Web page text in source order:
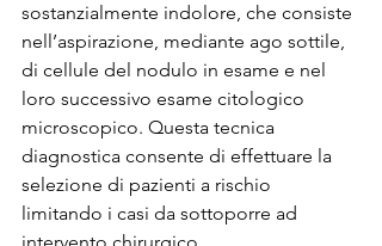
sostanzialmente indolore, che consiste
nell’aspirazione, mediante ago sottile,
di cellule del nodulo in esame e nel
loro successivo esame citologico
microscopico. Questa tecnica
diagnostica consente di effettuare la
selezione di pazienti a rischio
limitando i casi da sottoporre ad